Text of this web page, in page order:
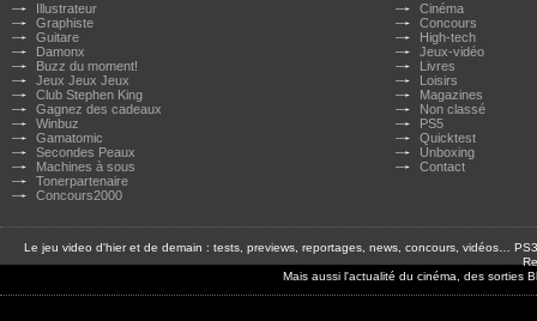
Illustrateur
Graphiste
Guitare
Damonx
Buzz du moment!
Jeux Jeux Jeux
Club Stephen King
Gagnez des cadeaux
Winbuz
Gamatomic
Secondes Peaux
Machines à sous
Tonerpartenaire
Concours2000
Cinéma
Concours
High-tech
Jeux-vidéo
Livres
Loisirs
Magazines
Non classé
PS5
Quicktest
Unboxing
Contact
Le jeu video d'hier et de demain : tests, previews, reportages, news, concours, vidéos…
Mais aussi l'actualité du cinéma, des sorties